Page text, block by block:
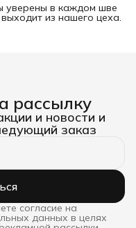
уверены в каждом шве
из нашего цеха.
рассылку
и новости и
заказ
согласие на
данных в целях